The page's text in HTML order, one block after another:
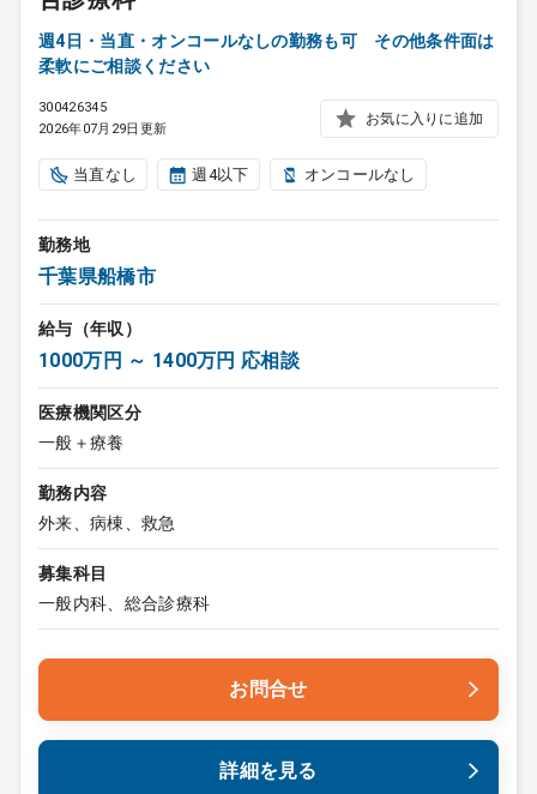
週4日・当直・オンコールなしの勤務も可 その他条件面は
柔軟にご相談ください
300426345
2026年07月29日更新
お気に入りに追加
当直なし 週4以下 オンコールなし
勤務地
千葉県船橋市
給与（年収）
1000万円 ～ 1400万円 応相談
医療機関区分
一般＋療養
勤務内容
外来、病棟、救急
募集科目
一般内科、総合診療科
お問合せ
詳細を見る